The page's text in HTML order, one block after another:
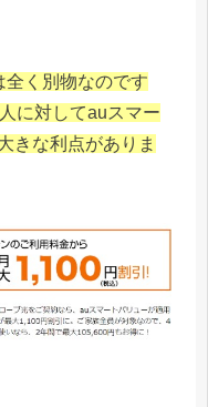
全く別物なのです
に対してauスマー
きな利点がありま